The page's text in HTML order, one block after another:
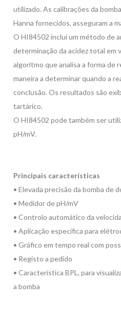
utilizado. As calibrações da
Hanna fornecidos, asseguram a
O HI84502 inclui um método de
determinação da acidez total em
algoritmo que analisa a forma de
maneira a determinar quando a
conclusão. Os resultados são
tartárico.
O HI84502 pode também ser
pH/mV.
Principais características
• Elevada precisão da bomba de
• Medidor de pH/mV
• Controlo automático da
• Aplicação específica para
• Gráfico em tempo real com
• Registo a pedido
• Característica BPL, para
a bomba